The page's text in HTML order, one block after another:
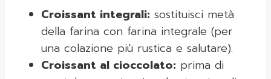
Croissant integrali: sostituisci metà
della farina con farina integrale (per
una colazione più rustica e salutare).
Croissant al cioccolato: prima di